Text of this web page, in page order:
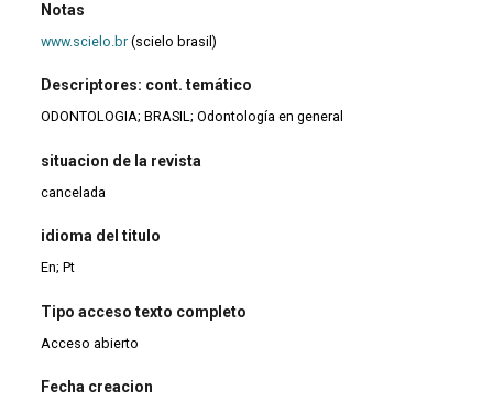
Notas
www.scielo.br (scielo brasil)
Descriptores: cont. temático
ODONTOLOGIA; BRASIL; Odontología en general
situacion de la revista
cancelada
idioma del titulo
En; Pt
Tipo acceso texto completo
Acceso abierto
Fecha creacion